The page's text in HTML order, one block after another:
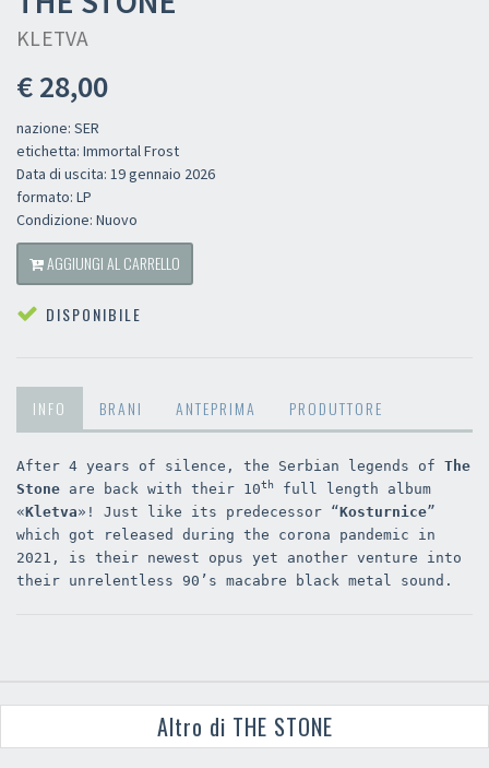
KLETVA
€ 28,00
nazione: SER
etichetta: Immortal Frost
Data di uscita: 19 gennaio 2026
formato: LP
Condizione: Nuovo
AGGIUNGI AL CARRELLO
DISPONIBILE
INFO BRANI ANTEPRIMA PRODUTTORE
After 4 years of silence, the Serbian legends of The
Stone are back with their 10th
full length album
«Kletva»! Just like its predecessor “Kosturnice”
which got released during the corona pandemic in
2021, is their newest opus yet another venture into
their unrelentless 90’s macabre black metal sound.
Altro di THE STONE